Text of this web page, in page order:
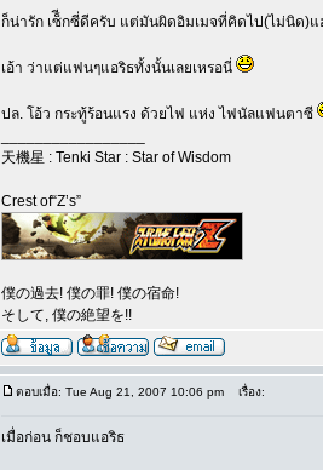
ก็น่ารัก เซ็ีกซี่ดีครับ แต่มันผิดอิมเมจที่คิดไป(ไม่นิด)แ
เอ้า ว่าแต่แฟนๆแอริธทั้งนั้นเลยเหรอนี่
ปล. โอ้ว กระทู้ร้อนแรง ด้วยไฟ แห่ง ไฟนัลแฟนตาซี
天機星 : Tenki Star : Star of Wisdom
Crest of“Z’s”
僕の過去! 僕の罪! 僕の宿命!
そして, 僕の絶望を!!
ตอบเมื่อ: Tue Aug 21, 2007 10:06 pm เรื่อง:
เมื่อก่อน ก็ชอบแอริธ